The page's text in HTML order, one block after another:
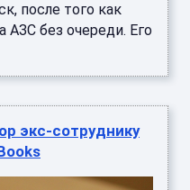
после того как
АЗС без очереди. Его
экс-сотруднику